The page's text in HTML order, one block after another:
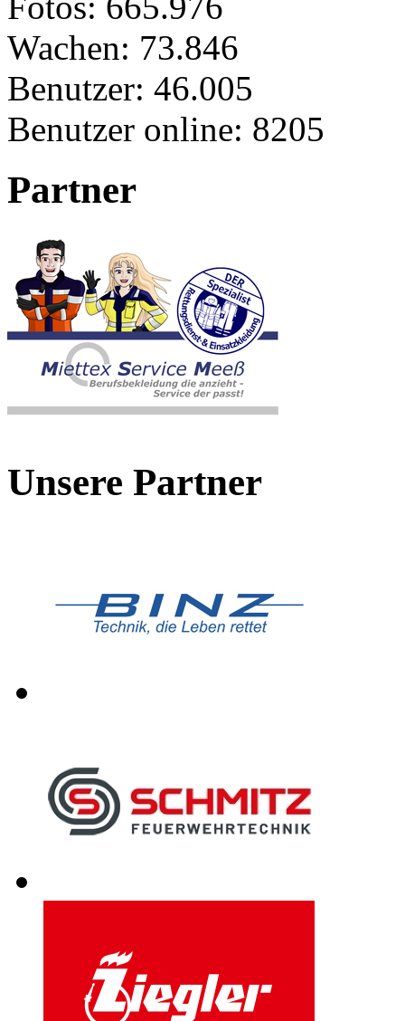
Wachen: 73.846
Benutzer: 46.005
Benutzer online: 8205
Partner
Unsere Partner